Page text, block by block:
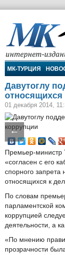
МК-Турция
МК-ТУРЦИЯ
Давутоглу
относящихся
01 декабря 2014,
←
Премьер-министр
«согласен с его
спорного запрета
относящихся к
По словам
парламентской
коррупцией
деятельности, а
«По мнению
прозрачности